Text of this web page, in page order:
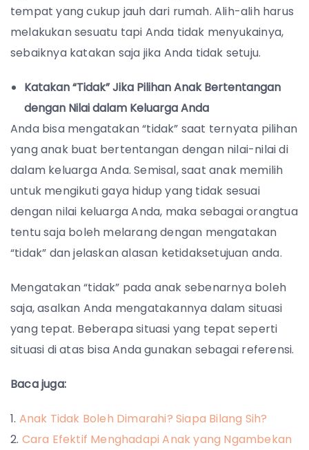
tempat yang cukup jauh dari rumah. Alih-alih harus
melakukan sesuatu tapi Anda tidak menyukainya,
sebaiknya katakan saja jika Anda tidak setuju.
Katakan “Tidak” Jika Pilihan Anak Bertentangan
dengan Nilai dalam Keluarga Anda
Anda bisa mengatakan “tidak” saat ternyata pilihan
yang anak buat bertentangan dengan nilai-nilai di
dalam keluarga Anda. Semisal, saat anak memilih
untuk mengikuti gaya hidup yang tidak sesuai
dengan nilai keluarga Anda, maka sebagai orangtua
tentu saja boleh melarang dengan mengatakan
“tidak” dan jelaskan alasan ketidaksetujuan anda.
Mengatakan “tidak” pada anak sebenarnya boleh
saja, asalkan Anda mengatakannya dalam situasi
yang tepat. Beberapa situasi yang tepat seperti
situasi di atas bisa Anda gunakan sebagai referensi.
Baca juga:
Anak Tidak Boleh Dimarahi? Siapa Bilang Sih?
Cara Efektif Menghadapi Anak yang Ngambekan